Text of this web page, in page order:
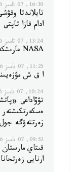
16:30, 07 تامىز 2026
تايلاندتا
ادام قازا تاپتى
13:24, 07 تامىز 2026
NASA عارىشكەرلەرى عارىشقا ۇشتى
11:25, 07 تامىز 2026
ا ق ش
10:24, 07 تامىز 2026
تۋۆاداعى
زەرتتەۋگە
09:52, 07 تامىز 2026
قىتاي مارستان
ارنايى